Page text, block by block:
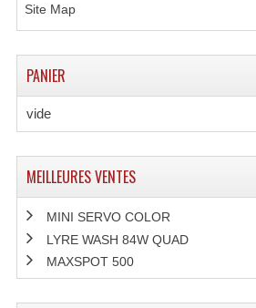
Site Map
PANIER
vide
MEILLEURES VENTES
MINI SERVO COLOR
LYRE WASH 84W QUAD
MAXSPOT 500